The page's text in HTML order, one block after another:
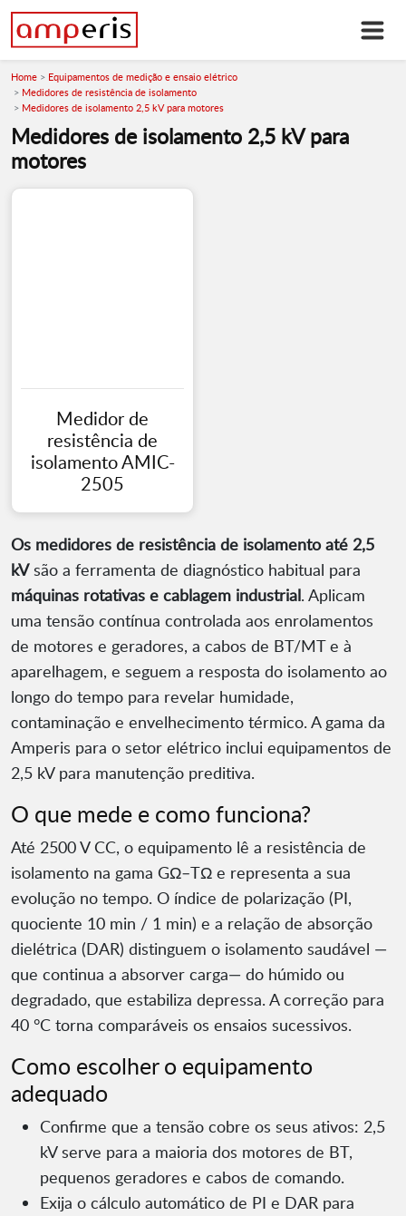
Home
Equipamentos de medição e ensaio elétrico
Medidores de resistência de isolamento
Medidores de isolamento 2,5 kV para motores
Medidores de isolamento 2,5 kV para
motores
Medidor de
resistência de
isolamento AMIC-
2505
Os medidores de resistência de isolamento até 2,5
kVsão a ferramenta de diagnóstico habitual para
máquinas rotativas e cablagem industrial. Aplicam
uma tensão contínua controlada aos enrolamentos
de motores e geradores, a cabos de BT/MT e à
aparelhagem, e seguem a resposta do isolamento ao
longo do tempo para revelar humidade,
contaminação e envelhecimento térmico. A gama da
Amperis para o setor elétrico inclui equipamentos de
2,5 kV para manutenção preditiva.
O que mede e como funciona?
Até 2500 V CC, o equipamento lê a resistência de
isolamento na gama GΩ–TΩ e representa a sua
evolução no tempo. O índice de polarização (PI,
quociente 10 min / 1 min) e a relação de absorção
dielétrica (DAR) distinguem o isolamento saudável —
que continua a absorver carga— do húmido ou
degradado, que estabiliza depressa. A correção para
40 °C torna comparáveis os ensaios sucessivos.
Como escolher o equipamento
adequado
Confirme que a tensão cobre os seus ativos: 2,5
kV serve para a maioria dos motores de BT,
pequenos geradores e cabos de comando.
Exija o cálculo automático de PI e DAR para